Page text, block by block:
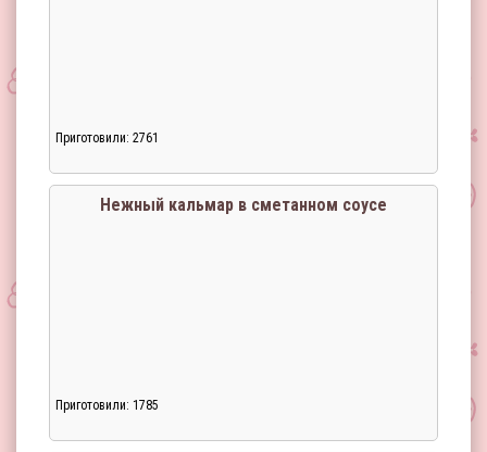
Приготовили: 2761
Нежный кальмар в сметанном соусе
Приготовили: 1785